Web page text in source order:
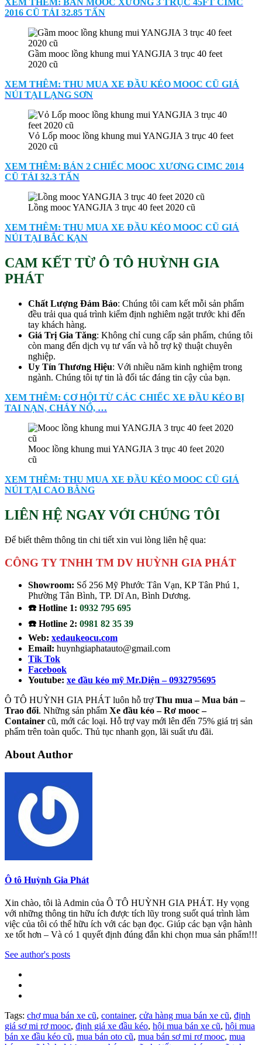
XEM THÊM: BÁN MOOC XƯƠNG 3 TRỤC 45FT CIMC
2016 CŨ TẢI 32.85 TẤN
Gầm mooc lồng khung mui YANGJIA 3 trục 40 feet
2020 cũ
XEM THÊM: THU MUA XE ĐẦU KÉO MOOC CŨ GIÁ
NÚI TẠI LẠNG SƠN
Vỏ Lốp mooc lồng khung mui YANGJIA 3 trục 40 feet
2020 cũ
XEM THÊM: BÁN 2 CHIẾC MOOC XƯƠNG CIMC 2014
CŨ TẢI 32.3 TẤN
Lồng mooc YANGJIA 3 trục 40 feet 2020 cũ
XEM THÊM: THU MUA XE ĐẦU KÉO MOOC CŨ GIÁ
NÚI TẠI BẮC KẠN
CAM KẾT TỪ Ô TÔ HUỲNH GIA
PHÁT
Chất Lượng Đảm Bảo: Chúng tôi cam kết mỗi sản phẩm
đều trải qua quá trình kiểm định nghiêm ngặt trước khi đến
tay khách hàng.
Giá Trị Gia Tăng: Không chỉ cung cấp sản phẩm, chúng tôi
còn mang đến dịch vụ tư vấn và hỗ trợ kỹ thuật chuyên
nghiệp.
Uy Tín Thương Hiệu: Với nhiều năm kinh nghiệm trong
ngành. Chúng tôi tự tin là đối tác đáng tin cậy của bạn.
XEM THÊM: CƠ HỘI TỪ CÁC CHIẾC XE ĐẦU KÉO BỊ
TAI NẠN, CHÁY NỔ, …
Mooc lồng khung mui YANGJIA 3 trục 40 feet 2020
cũ
XEM THÊM: THU MUA XE ĐẦU KÉO MOOC CŨ GIÁ
NÚI TẠI CAO BẰNG
LIÊN HỆ NGAY VỚI CHÚNG TÔI
Để biết thêm thông tin chi tiết xin vui lòng liên hệ qua:
CÔNG TY TNHH TM DV HUỲNH GIA PHÁT
Showroom: Số 256 Mỹ Phước Tân Vạn, KP Tân Phú 1,
Phường Tân Bình, TP. Dĩ An, Bình Dương.
☎️ Hotline 1: 0932 795 695
☎️ Hotline 2: 0981 82 35 39
Web: xedaukeocu.com
Email: huynhgiaphatauto@gmail.com
Tik Tok
Facebook
Youtube: xe đầu kéo mỹ Mr.Diện – 0932795695
Ô TÔ HUỲNH GIA PHÁT luôn hỗ trợThu mua – Mua bán –
Trao đổi. Những sản phẩm Xe đầu kéo – Rơ mooc –
Container cũ, mới các loại. Hỗ trợ vay mới lên đến 75% giá trị sản
phẩm trên toàn quốc. Thủ tục nhanh gọn, lãi suất ưu đãi.
About Author
Ô tô Huỳnh Gia Phát
Xin chào, tôi là Admin của Ô TÔ HUỲNH GIA PHÁT. Hy vọng
với những thông tin hữu ích được tích lũy trong suốt quá trình làm
việc của tôi có thể hữu ích với các bạn đọc. Giúp các bạn vận hành
xe tốt hơn – Và có 1 quyết định đúng đắn khi chọn mua sản phẩm!!!
See author's posts
Tags: chợ mua bán xe cũ, container, cửa hàng mua bán xe cũ, định
giá sơ mi rơ mooc, định giá xe đầu kéo, hội mua bán xe cũ, hội mua
bán xe đầu kéo cũ, mua bán oto cũ, mua bán sơ mi rơ mooc, mua